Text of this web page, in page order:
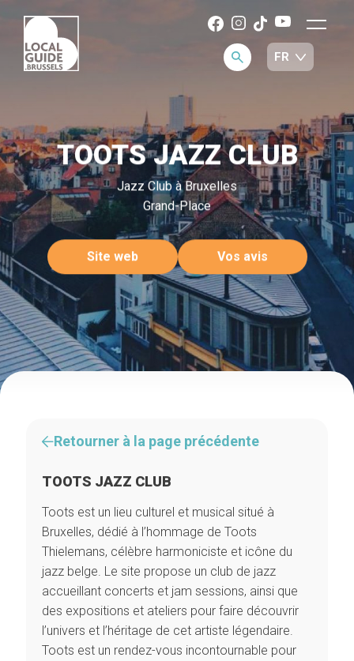
TOOTS JAZZ CLUB
Jazz Club à Bruxelles
Grand-Place
Site web Vos avis
Retourner à la page précédente
TOOTS JAZZ CLUB
Toots est un lieu culturel et musical situé à
Bruxelles, dédié à l’hommage de Toots
Thielemans, célèbre harmoniciste et icône du
jazz belge. Le site propose un club de jazz
accueillant concerts et jam sessions, ainsi que
des expositions et ateliers pour faire découvrir
l’univers et l’héritage de cet artiste légendaire.
Toots est un rendez-vous incontournable pour